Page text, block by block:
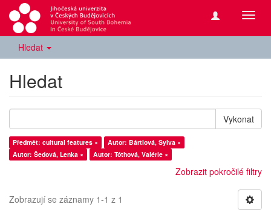
Hledat
Hledat
Vykonat
Předmět: cultural features ×
Autor: Bártlová, Sylva ×
Autor: Šedová, Lenka ×
Autor: Tóthová, Valérie ×
Zobrazit pokročilé filtry
Zobrazují se záznamy 1-1 z 1